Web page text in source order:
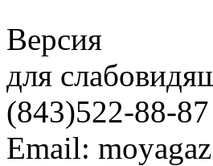
Версия
для
(843)522-88-87
Email: